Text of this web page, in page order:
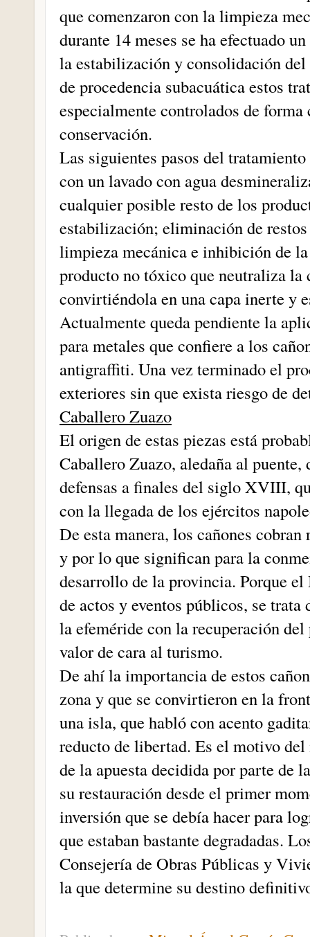
que comenzaron con la limpieza
durante 14 meses se ha efectuado
la estabilización y consolidación
de procedencia subacuática estos
especialmente controlados de
conservación.
Las siguientes pasos del
con un lavado con agua
cualquier posible resto de los
estabilización; eliminación de
limpieza mecánica e inhibición de
producto no tóxico que neutraliza
convirtiéndola en una capa inerte y
Actualmente queda pendiente la
para metales que confiere a los
antigraffiti. Una vez terminado el
exteriores sin que exista riesgo de
Caballero Zuazo
El origen de estas piezas está
Caballero Zuazo, aledaña al puente,
defensas a finales del siglo XVIII,
con la llegada de los ejércitos
De esta manera, los cañones
y por lo que significan para la
desarrollo de la provincia. Porque
de actos y eventos públicos, se trata
la efeméride con la recuperación
valor de cara al turismo.
De ahí la importancia de estos
zona y que se convirtieron en la
una isla, que habló con acento
reducto de libertad. Es el motivo
de la apuesta decidida por parte de
su restauración desde el primer
inversión que se debía hacer para
que estaban bastante degradadas.
Consejería de Obras Públicas y
la que determine su destino